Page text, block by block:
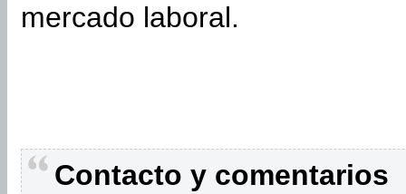
mercado laboral.
Contacto y comentarios